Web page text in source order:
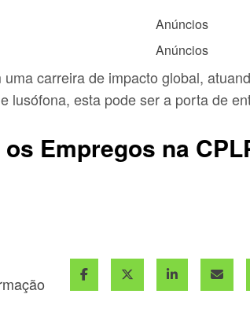
Anúncios
Anúncios
carreira de impacto global,
lusófona, esta pode ser a porta de
os Empregos na